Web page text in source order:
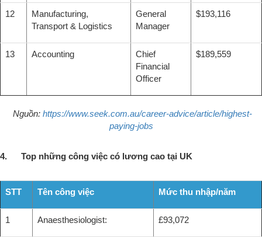
12
Manufacturing,
Transport & Logistics
General
Manager
$193,116
13 Accounting
Chief
Financial
Officer
$189,559
Nguồn: https://www.seek.com.au/career-advice/article/highest-
paying-jobs
4. Top những công việc có lương cao tại UK
STT Tên công việc Mức thu nhập/năm
1 Anaesthesiologist: £93,072